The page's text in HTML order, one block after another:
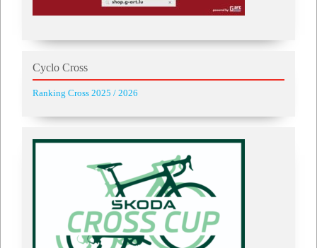
Cyclo Cross
Ranking Cross 2025 / 2026